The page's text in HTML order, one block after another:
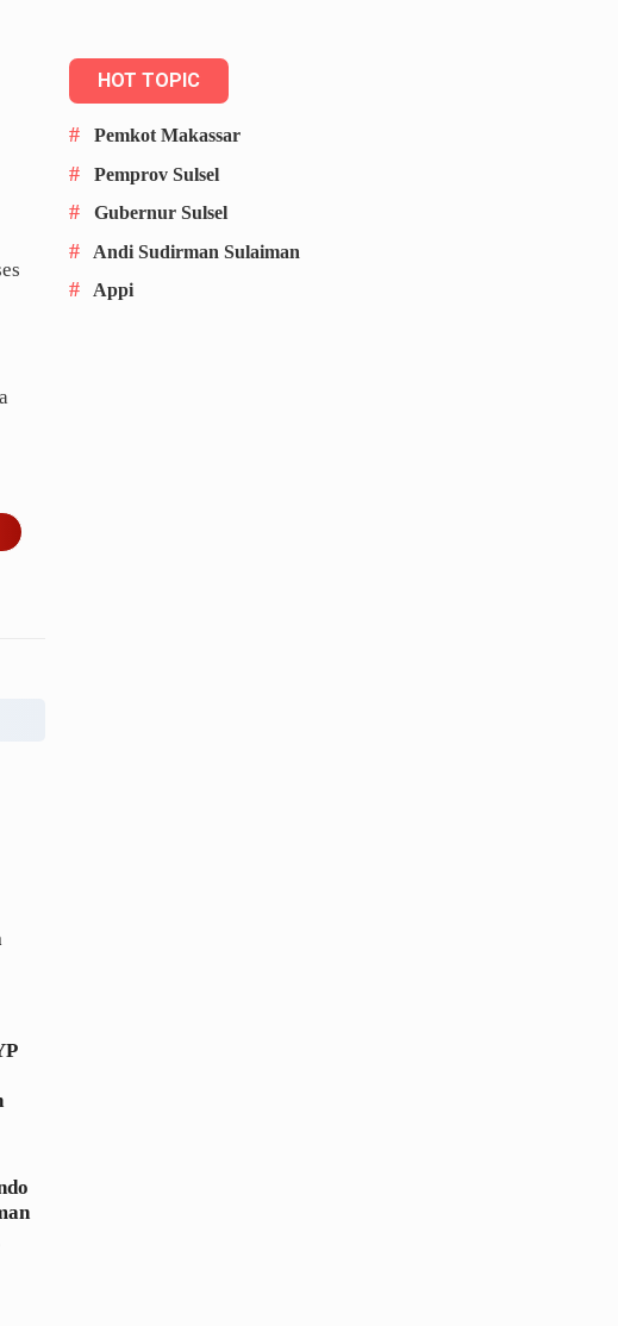
HOT TOPIC
Pemkot Makassar
Pemprov Sulsel
Gubernur Sulsel
Andi Sudirman Sulaiman
Appi